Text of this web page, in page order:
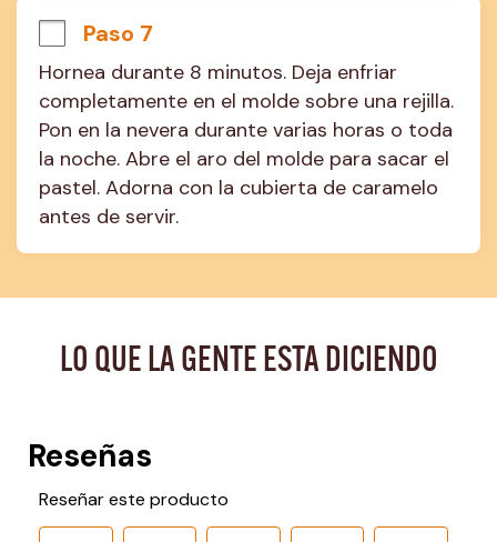
Paso 7
Hornea durante 8 minutos. Deja enfriar
completamente en el molde sobre una rejilla.
Pon en la nevera durante varias horas o toda
la noche. Abre el aro del molde para sacar el
pastel. Adorna con la cubierta de caramelo
antes de servir.
LO QUE LA GENTE ESTA DICIENDO